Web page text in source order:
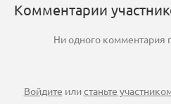
Комментарии
Ни одного комментария
Войдите илистаньте